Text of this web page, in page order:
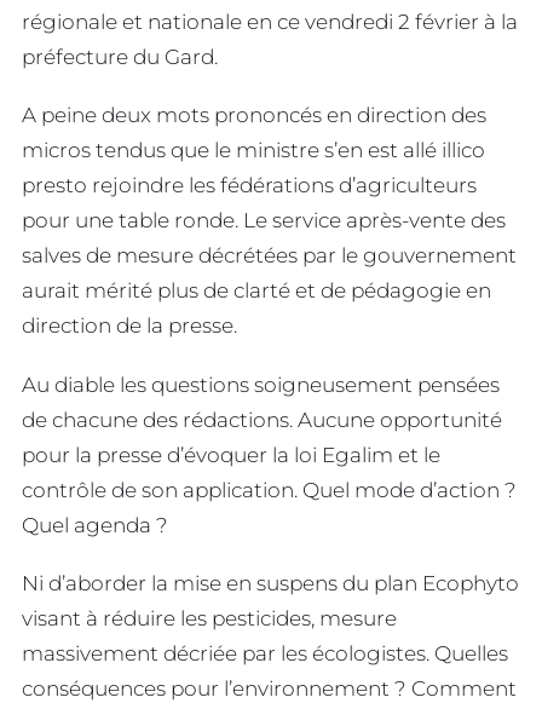
régionale et nationale en ce vendredi 2 février à la
préfecture du Gard.
A peine deux mots prononcés en direction des
micros tendus que le ministre s’en est allé illico
presto rejoindre les fédérations d’agriculteurs
pour une table ronde. Le service après-vente des
salves de mesure décrétées par le gouvernement
aurait mérité plus de clarté et de pédagogie en
direction de la presse.
Au diable les questions soigneusement pensées
de chacune des rédactions. Aucune opportunité
pour la presse d’évoquer la loi Egalim et le
contrôle de son application. Quel mode d’action ?
Quel agenda ?
Ni d’aborder la mise en suspens du plan Ecophyto
visant à réduire les pesticides, mesure
massivement décriée par les écologistes. Quelles
conséquences pour l’environnement ? Comment